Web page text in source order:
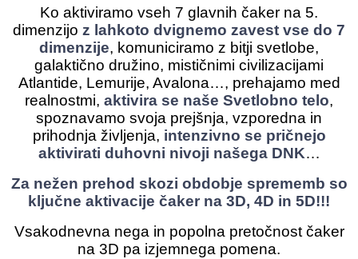
Ko aktiviramo vseh 7 glavnih čaker na 5.
dimenzijo z lahkoto dvignemo zavest vse do 7
dimenzije, komuniciramo z bitji svetlobe,
galaktično družino, mističnimi civilizacijami
Atlantide, Lemurije, Avalona…, prehajamo med
realnostmi, aktivira se naše Svetlobno telo,
spoznavamo svoja prejšnja, vzporedna in
prihodnja življenja, intenzivno se pričnejo
aktivirati duhovni nivoji našega DNK…
Za nežen prehod skozi obdobje sprememb so
ključne aktivacije čaker na 3D, 4D in 5D!!!
Vsakodnevna nega in popolna pretočnost čaker
na 3D pa izjemnega pomena.